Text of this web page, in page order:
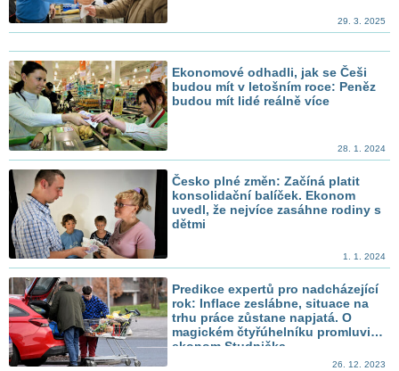
29. 3. 2025
Ekonomové odhadli, jak se Češi
budou mít v letošním roce: Peněz
budou mít lidé reálně více
28. 1. 2024
Česko plné změn: Začíná platit
konsolidační balíček. Ekonom
uvedl, že nejvíce zasáhne rodiny s
dětmi
1. 1. 2024
Predikce expertů pro nadcházející
rok: Inflace zeslábne, situace na
trhu práce zůstane napjatá. O
magickém čtyřúhelníku promluvil
ekonom Studnička
26. 12. 2023